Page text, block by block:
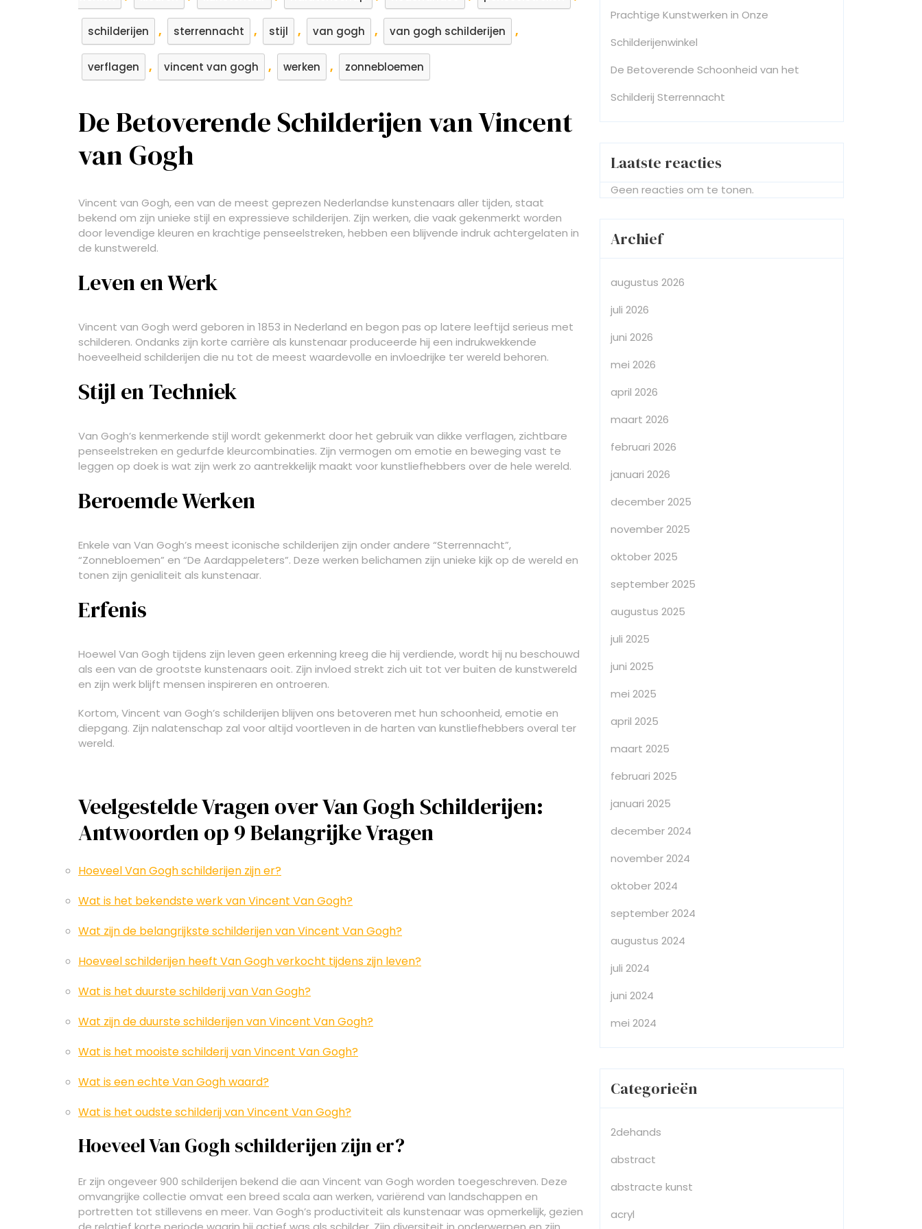
schilderijen , sterrennacht , stijl , van gogh , van gogh schilderijen ,
verflagen , vincent van gogh , werken , zonnebloemen
De Betoverende Schilderijen van Vincent
van Gogh
Vincent van Gogh, een van de meest geprezen Nederlandse kunstenaars aller tijden, staat
bekend om zijn unieke stijl en expressieve schilderijen. Zijn werken, die vaak gekenmerkt worden
door levendige kleuren en krachtige penseelstreken, hebben een blijvende indruk achtergelaten in
de kunstwereld.
Leven en Werk
Vincent van Gogh werd geboren in 1853 in Nederland en begon pas op latere leeftijd serieus met
schilderen. Ondanks zijn korte carrière als kunstenaar produceerde hij een indrukwekkende
hoeveelheid schilderijen die nu tot de meest waardevolle en invloedrijke ter wereld behoren.
Stijl en Techniek
Van Gogh’s kenmerkende stijl wordt gekenmerkt door het gebruik van dikke verflagen, zichtbare
penseelstreken en gedurfde kleurcombinaties. Zijn vermogen om emotie en beweging vast te
leggen op doek is wat zijn werk zo aantrekkelijk maakt voor kunstliefhebbers over de hele wereld.
Beroemde Werken
Enkele van Van Gogh’s meest iconische schilderijen zijn onder andere “Sterrennacht”,
“Zonnebloemen” en “De Aardappeleters”. Deze werken belichamen zijn unieke kijk op de wereld en
tonen zijn genialiteit als kunstenaar.
Erfenis
Hoewel Van Gogh tijdens zijn leven geen erkenning kreeg die hij verdiende, wordt hij nu beschouwd
als een van de grootste kunstenaars ooit. Zijn invloed strekt zich uit tot ver buiten de kunstwereld
en zijn werk blijft mensen inspireren en ontroeren.
Kortom, Vincent van Gogh’s schilderijen blijven ons betoveren met hun schoonheid, emotie en
diepgang. Zijn nalatenschap zal voor altijd voortleven in de harten van kunstliefhebbers overal ter
wereld.
Veelgestelde Vragen over Van Gogh Schilderijen:
Antwoorden op 9 Belangrijke Vragen
Hoeveel Van Gogh schilderijen zijn er?
Wat is het bekendste werk van Vincent Van Gogh?
Wat zijn de belangrijkste schilderijen van Vincent Van Gogh?
Hoeveel schilderijen heeft Van Gogh verkocht tijdens zijn leven?
Wat is het duurste schilderij van Van Gogh?
Wat zijn de duurste schilderijen van Vincent Van Gogh?
Wat is het mooiste schilderij van Vincent Van Gogh?
Wat is een echte Van Gogh waard?
Wat is het oudste schilderij van Vincent Van Gogh?
Hoeveel Van Gogh schilderijen zijn er?
Er zijn ongeveer 900 schilderijen bekend die aan Vincent van Gogh worden toegeschreven. Deze
omvangrijke collectie omvat een breed scala aan werken, variërend van landschappen en
portretten tot stillevens en meer. Van Gogh’s productiviteit als kunstenaar was opmerkelijk, gezien
Prachtige Kunstwerken in Onze
Schilderijenwinkel
De Betoverende Schoonheid van het
Schilderij Sterrennacht
Laatste reacties
Geen reacties om te tonen.
Archief
augustus 2026
juli 2026
juni 2026
mei 2026
april 2026
maart 2026
februari 2026
januari 2026
december 2025
november 2025
oktober 2025
september 2025
augustus 2025
juli 2025
juni 2025
mei 2025
april 2025
maart 2025
februari 2025
januari 2025
december 2024
november 2024
oktober 2024
september 2024
augustus 2024
juli 2024
juni 2024
mei 2024
Categorieën
2dehands
abstract
abstracte kunst
acryl